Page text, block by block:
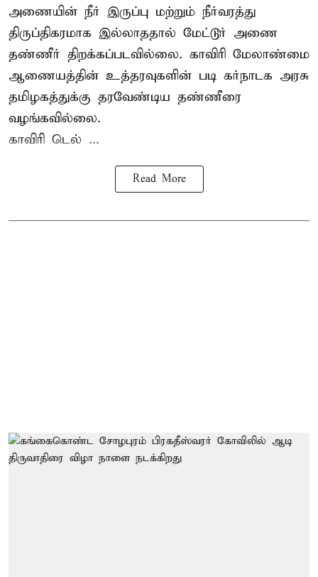
அணையின் நீர் இருப்பு மற்றும் நீர்வரத்து
திருப்திகரமாக இல்லாததால் மேட்டூர் அணை
தண்ணீர் திறக்கப்படவில்லை. காவிரி மேலாண்மை
ஆணையத்தின் உத்தரவுகளின் படி கர்நாடக அரசு
தமிழகத்துக்கு தரவேண்டிய தண்ணீரை
வழங்கவில்லை.
காவிரி டெல் ...
Read More